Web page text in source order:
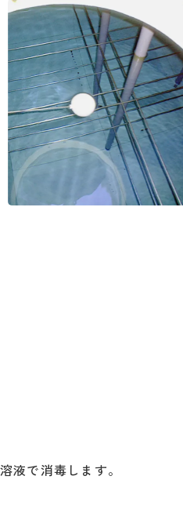
液で消毒します。